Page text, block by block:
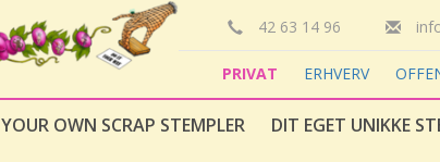
42 63 14 96
PRIVAT ERHVERV
YOUR OWN SCRAP STEMPLER DIT EGET UNIKKE